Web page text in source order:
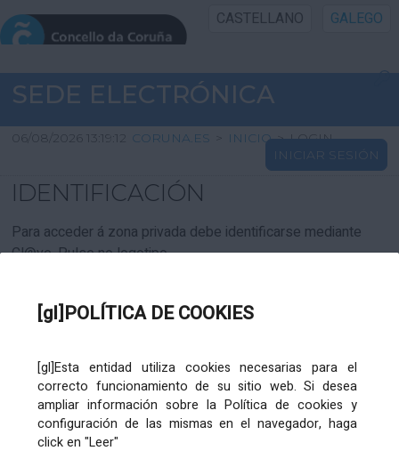
[gl]POLÍTICA DE COOKIES
[gl]Esta entidad utiliza cookies necesarias para el
correcto funcionamiento de su sitio web. Si desea
ampliar información sobre la Política de cookies y
configuración de las mismas en el navegador, haga
click en "Leer"
CASTELLANO GALEGO
INICIO SEDE
INICIO
INFORMACIÓN PÚBLICA
CARTAFOL CIDADÁN
SEDE ELECTRÓNICA
06/08/2026 13:19:12 CORUNA.ES > INICIO > LOGIN
INICIAR SESIÓN
IDENTIFICACIÓN
Para acceder á zona privada debe identificarse mediante
Cl@ve. Pulse no logotipo